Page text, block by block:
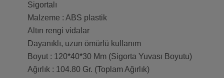
Sigortalı
Malzeme : ABS plastik
Altın rengi vidalar
Dayanıklı, uzun ömürlü kullanım
Boyut : 120*40*30 Mm (Sigorta Yuvası Boyutu)
Ağırlık : 104.80 Gr. (Toplam Ağırlık)